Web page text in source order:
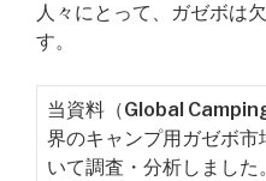
人々にとって、ガゼボは
す。
当資料（Global
界のキャンプ用ガゼボ
いて調査・分析しまし